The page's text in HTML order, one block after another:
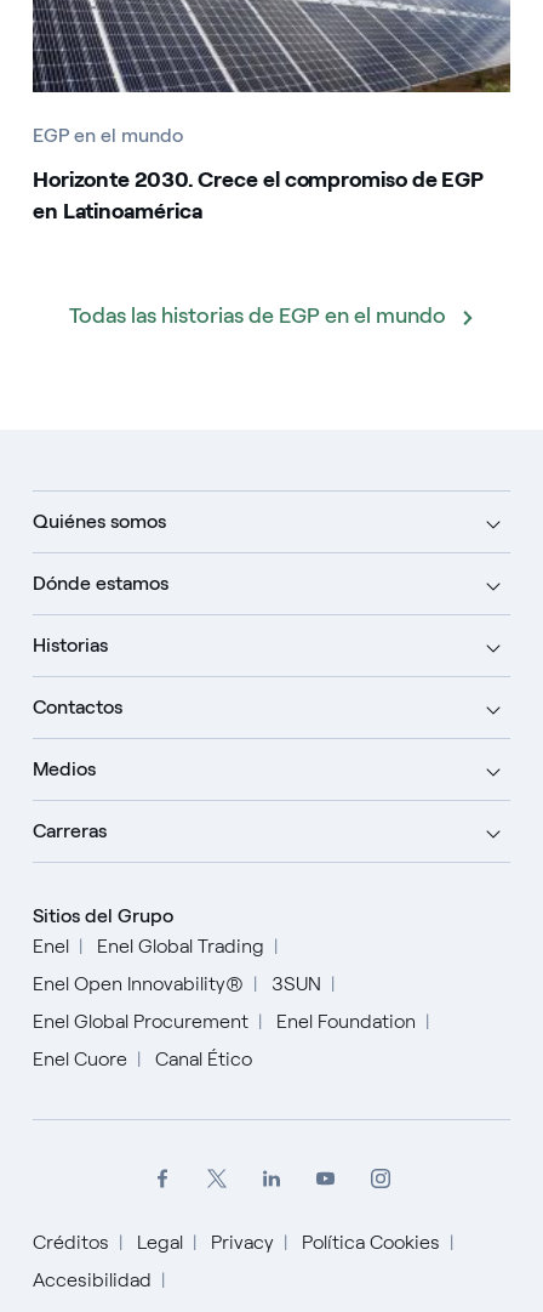
EGP en el mundo
Horizonte 2030. Crece el compromiso de EGP
en Latinoamérica
Todas las historias de EGP en el mundo
Quiénes somos
Dónde estamos
Historias
Contactos
Medios
Carreras
Sitios del Grupo
Enel
Enel Global Trading
Enel Open Innovability®
3SUN
Enel Global Procurement
Enel Foundation
Enel Cuore
Canal Ético
Créditos Legal Privacy
Política Cookies
Accesibilidad
English